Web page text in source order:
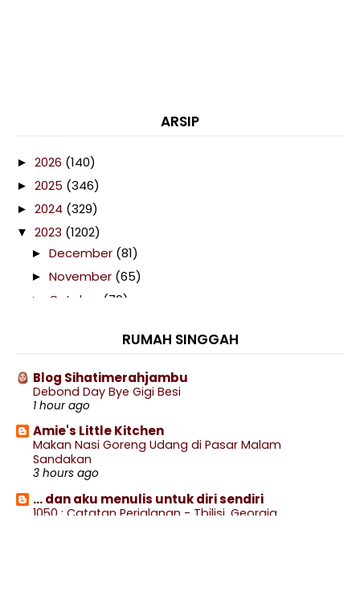
ARSIP
► 2026 (140)
► 2025 (346)
► 2024 (329)
▼ 2023 (1202)
► December (81)
► November (65)
► October (79)
(132)
► July(123)
►June (96)
May(93)
►April(133)
►March(122)
Siaran Langsung Bola Sepak Liga Super 2023 :
RUMAH SINGGAH
Blog Sihatimerahjambu
Debond Day Bye Gigi Besi
1 hour ago
Amie's Little Kitchen
Makan Nasi Goreng Udang di Pasar Malam
Sandakan
3 hours ago
... dan aku menulis untuk diri sendiri
1050 : Catatan Perjalanan - Tbilisi, Georgia